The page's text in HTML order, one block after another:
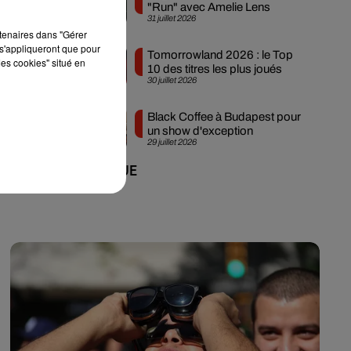
31 juillet 2026
"Run" avec Amelie Lens
30 juillet 2026
Tomorrowland 2026 : le Top
10 des titres les plus joués
29 juillet 2026
Black Coffee à Budapest pour
un show d'exception
+ DE MUSIQUE
dans "Gérer
que pour
cookies" situé en